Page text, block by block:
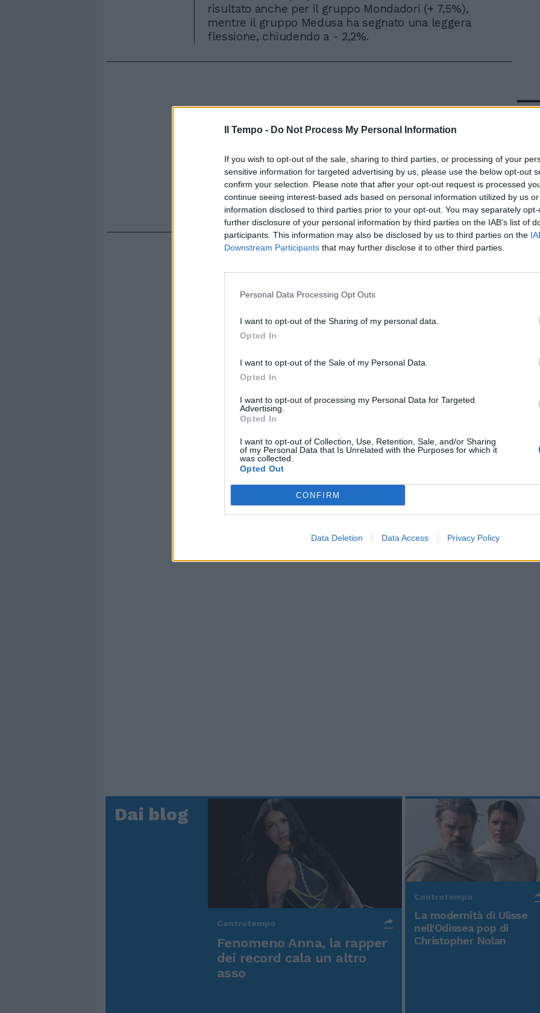
Il Tempo - Do Not Process My Personal Information
If you wish to opt-out of the sale, sharing to third parties, or processing of your
sensitive information for targeted advertising by us, please use the below opt-out
confirm your selection. Please note that after your opt-out request is processed
continue seeing interest-based ads based on personal information utilized by us
information disclosed to third parties prior to your opt-out. You may separately
further disclosure of your personal information by third parties on the IAB’s list of
participants. This information may also be disclosed by us to third parties on the
Downstream Participants that may further disclose it to other third parties.
Personal Data Processing Opt Outs
I want to opt-out of the Sharing of my personal data.
Opted In
I want to opt-out of the Sale of my Personal Data.
Opted In
I want to opt-out of processing my Personal Data for Targeted
Advertising.
Opted In
I want to opt-out of Collection, Use, Retention, Sale, and/or Sharing
of my Personal Data that Is Unrelated with the Purposes for which it
was collected.
Opted Out
CONFIRM
Data Deletion Data Access Privacy Policy
risultato anche per il gruppo Mondadori (+ 7,5%),
mentre il gruppo Medusa ha segnato una leggera
flessione, chiudendo a - 2,2%.
In
Rudy Giuliani a Come States?
americana
Dai blog
Controtempo
Fenomeno Anna, la rapper
dei record cala un altro
asso
Controtempo
La modernità di Ulisse
nell'Odissea pop di
Christopher Nolan